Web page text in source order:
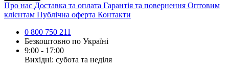
Про нас Доставка та оплата Гарантія та повернення Оптовим
клієнтам Публічна оферта Контакти
0 800 750 211
Безкоштовно по Україні
9:00 - 17:00
Вихідні: субота та неділя